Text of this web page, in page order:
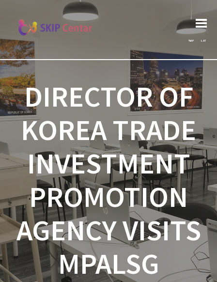
ЋИР LAT
DIRECTOR OF
KOREA TRADE
INVESTMENT
PROMOTION
AGENCY VISITS
MPALSG
navigation
Previous post:
Архива